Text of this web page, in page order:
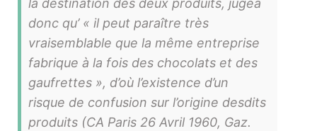
la destination des deux produits, jugea
donc qu’ « il peut paraître très
vraisemblable que la même entreprise
fabrique à la fois des chocolats et des
gaufrettes », d’où l’existence d’un
risque de confusion sur l’origine desdits
produits (CA Paris 26 Avril 1960, Gaz.